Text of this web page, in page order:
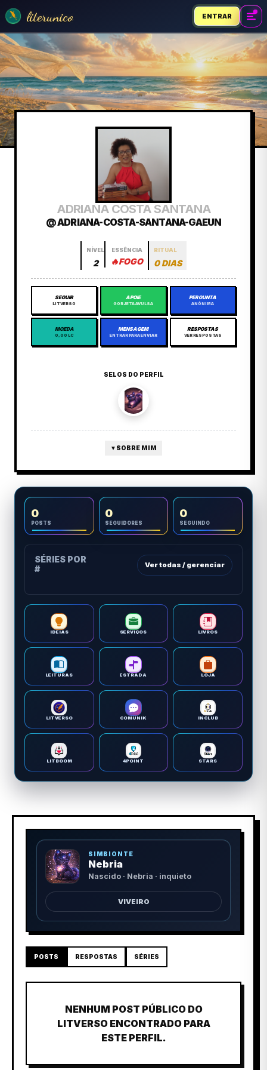
literunico ENTRAR
ADRIANA COSTA SANTANA
@ ADRIANA-COSTA-SANTANA-GAEUN
NÍVEL
2
ESSÊNCIA
🔥FOGO
RITUAL
0 DIAS
SEGUIR
LITVERSO
APOIE
GORJETA AVULSA
PERGUNTA
ANÔNIMA
MOEDA
0,00 LC
MENSAGEM
ENTRAR PARA ENVIAR
RESPOSTAS
VER RESPOSTAS
SELOS DO PERFIL
▼ SOBRE MIM
0
POSTS
0
SEGUIDORES
0
SEGUINDO
SÉRIES POR
#
Ver todas / gerenciar
IDEIAS SERVIÇOS LIVROS
LEITURAS ESTRADA LOJA
LITVERSO COMUNIK INCLUB
LITBOOM 4POINT STARS
SIMBIONTE
Nebria
Nascido · Nebria · inquieto
VIVEIRO
POSTS RESPOSTAS SÉRIES
NENHUM POST PÚBLICO DO
LITVERSO ENCONTRADO PARA
ESTE PERFIL.